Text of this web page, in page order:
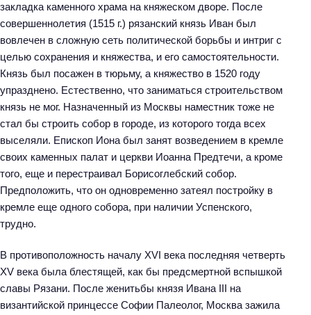
закладка каменного храма на княжеском дворе. После
совершеннолетия (1515 г.) рязанский князь Иван был
вовлечен в сложную сеть политической борьбы и интриг с
целью сохранения и княжества, и его самостоятельности.
Князь был посажен в тюрьму, а княжество в 1520 году
упразднено. Естественно, что заниматься строительством
князь не мог. Назначенный из Москвы наместник тоже не
стал бы строить собор в городе, из которого тогда всех
выселяли. Епископ Иона был занят возведением в кремле
своих каменных палат и церкви Иоанна Предтечи, а кроме
того, еще и перестраивал Борисоглебский собор.
Предположить, что он одновременно затеял постройку в
кремле еще одного собора, при наличии Успенского,
трудно.
В противоположность началу XVI века последняя четверть
XV века была блестящей, как бы предсмертной вспышкой
славы Рязани. После женитьбы князя Ивана III на
византийской принцессе Софии Палеолог, Москва зажила